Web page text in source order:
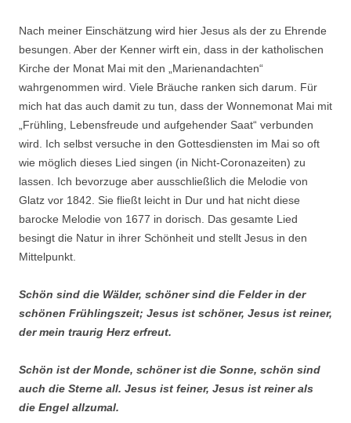
Nach meiner Einschätzung wird hier Jesus als der zu Ehrende
besungen. Aber der Kenner wirft ein, dass in der katholischen
Kirche der Monat Mai mit den „Marienandachten“
wahrgenommen wird. Viele Bräuche ranken sich darum. Für
mich hat das auch damit zu tun, dass der Wonnemonat Mai mit
„Frühling, Lebensfreude und aufgehender Saat“ verbunden
wird. Ich selbst versuche in den Gottesdiensten im Mai so oft
wie möglich dieses Lied singen (in Nicht-Coronazeiten) zu
lassen. Ich bevorzuge aber ausschließlich die Melodie von
Glatz vor 1842. Sie fließt leicht in Dur und hat nicht diese
barocke Melodie von 1677 in dorisch. Das gesamte Lied
besingt die Natur in ihrer Schönheit und stellt Jesus in den
Mittelpunkt.
Schön sind die Wälder, schöner sind die Felder in der
schönen Frühlingszeit; Jesus ist schöner, Jesus ist reiner,
der mein traurig Herz erfreut.
Schön ist der Monde, schöner ist die Sonne, schön sind
auch die Sterne all. Jesus ist feiner, Jesus ist reiner als
die Engel allzumal.